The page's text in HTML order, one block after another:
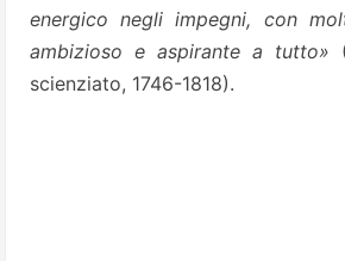
energico negli impegni, con
ambizioso e aspirante a tutto»
scienziato, 1746-1818).